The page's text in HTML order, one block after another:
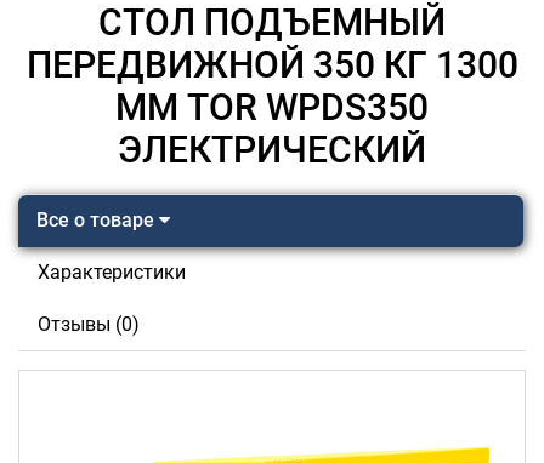
СТОЛ ПОДЪЕМНЫЙ
ПЕРЕДВИЖНОЙ 350 КГ 1300
ММ TOR WPDS350
ЭЛЕКТРИЧЕСКИЙ
Все о товаре
Характеристики
Отзывы (0)